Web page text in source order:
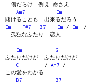
傷だらけ 例え 命さえ
Am7
Em
賭けることも 出来るだろう
Em
F#7 B7 Em / Em /
孤独なふたり 恋人
Em
G
ふたりだけが ふたりだけが
C / Am7 /
この愛をわかる
B7
B7